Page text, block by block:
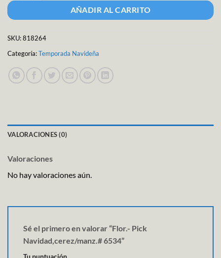
AÑADIR AL CARRITO
SKU:818264
Categoría:Temporada Navideña
VALORACIONES (0)
Valoraciones
No hay valoraciones aún.
Sé el primero en valorar “Flor.- Pick
Navidad,cerez/manz.# 6534”
Tu puntuación